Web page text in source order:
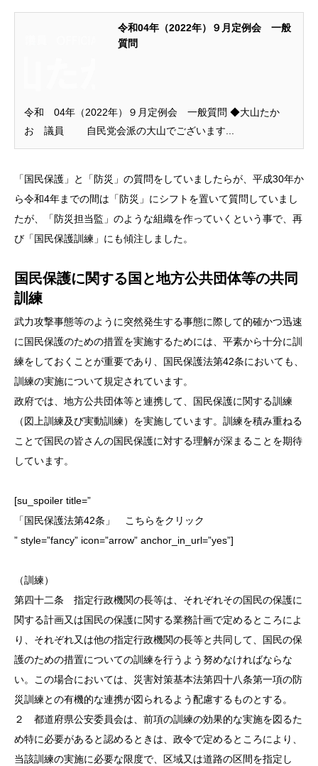
令和04年（2022年）９月定例会 一般
質問
令和 04年（2022年）９月定例会 一般質問 ◆大山たか
お 議員 自民党会派の大山でございます...
「国民保護」と「防災」の質問をしていましたらが、平成30年か
ら令和4年までの間は「防災」にシフトを置いて質問していまし
たが、「防災担当監」のような組織を作っていくという事で、再
び「国民保護訓練」にも傾注しました。
国民保護に関する国と地方公共団体等の共同
訓練
武力攻撃事態等のように突然発生する事態に際して的確かつ迅速
に国民保護のための措置を実施するためには、平素から十分に訓
練をしておくことが重要であり、 国民保護法第42条においても、
訓練の実施について規定されています。
政府では、地方公共団体等と連携して、国民保護に関する訓練
（図上訓練及び実動訓練）を実施しています。訓練を積み重ねる
ことで国民の皆さんの国民保護に対する理解が深まることを期待
しています。
[su_spoiler title=”
「国民保護法第42条」 こちらをクリック
” style=”fancy” icon=”arrow” anchor_in_url=”yes”]
（訓練）
第四十二条 指定行政機関の長等は、それぞれその国民の保護に
関する計画又は国民の保護に関する業務計画で定めるところによ
り、それぞれ又は他の指定行政機関の長等と共同して、国民の保
護のための措置についての訓練を行うよう努めなければならな
い。この場合においては、災害対策基本法第四十八条第一項の防
災訓練との有機的な連携が図られるよう配慮するものとする。
２ 都道府県公安委員会は、前項の訓練の効果的な実施を図るた
め特に必要があると認めるときは、政令で定めるところにより、
当該訓練の実施に必要な限度で、区域又は道路の区間を指定し